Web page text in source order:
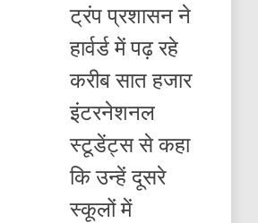
को
भारतीयों
ने
रुपये
दान,
भी
दरवाजे
बंद
कर
रही
ट्रंप प्रशासन ने
हार्वर्ड में पढ़ रहे
करीब सात हजार
इंटरनेशनल
स्टूडेंट्स से कहा
कि उन्हें दूसरे
स्कूलों में